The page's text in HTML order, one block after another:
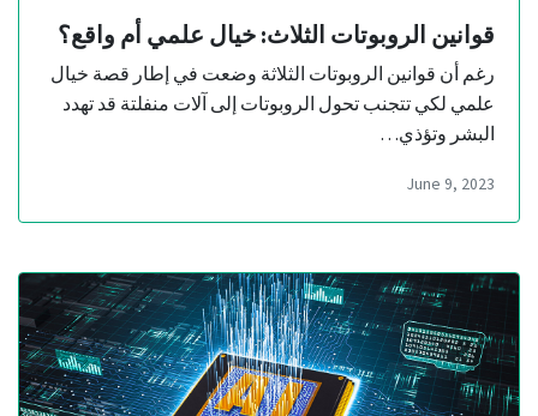
قوانين الروبوتات الثلاث: خيال علمي أم واقع؟
رغم أن قوانين الروبوتات الثلاثة وضعت في إطار قصة خيال
علمي لكي تتجنب تحول الروبوتات إلى آلات منفلتة قد تهدد
البشر وتؤذي…
June 9, 2023